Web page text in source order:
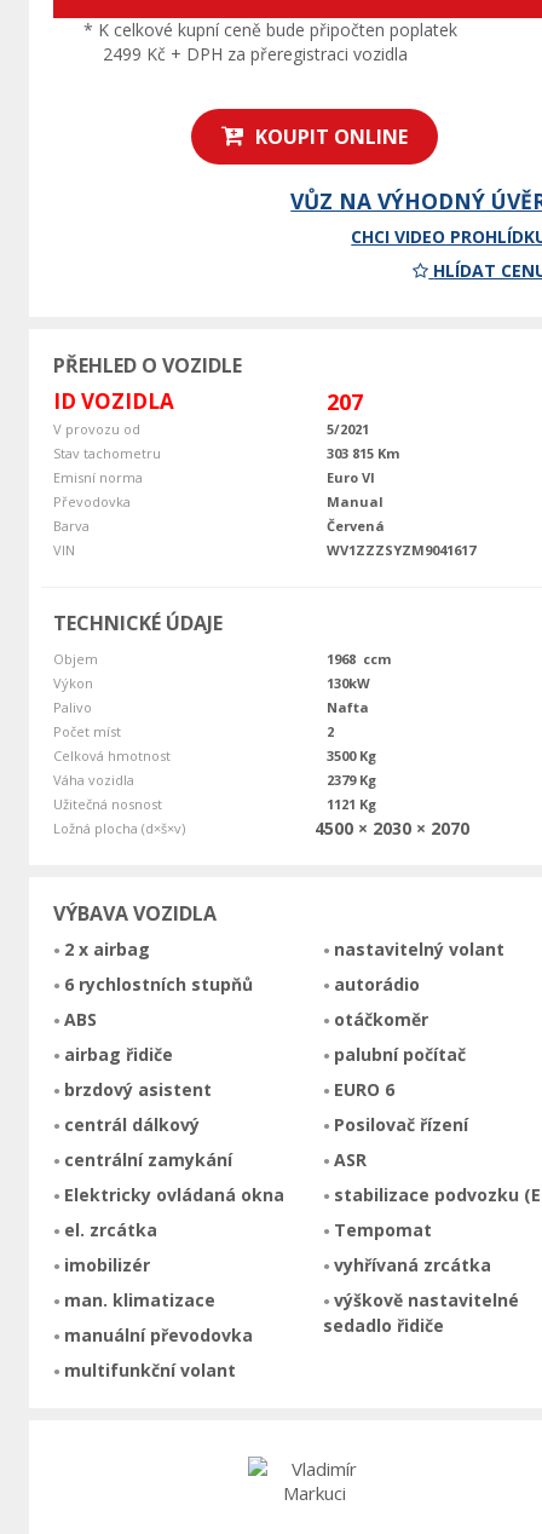
* K celkové kupní ceně bude připočten poplatek
2499 Kč + DPH za přeregistraci vozidla
KOUPIT ONLINE
VŮZ NA VÝHODNÝ
CHCI VIDEO
HLÍDAT
PŘEHLED O VOZIDLE
ID VOZIDLA 207
V provozu od
5/2021
Stav tachometru
303 815 Km
Emisní norma
Euro VI
Převodovka
Manual
Barva
Červená
VIN
WV1ZZZSYZM9041617
TECHNICKÉ ÚDAJE
Objem
1968 ccm
Výkon
130kW
Palivo
Nafta
Počet míst
2
Celková hmotnost
3500 Kg
Váha vozidla
2379 Kg
Užitečná nosnost
1121 Kg
Ložná plocha (d×š×v)
4500 × 2030 × 2070
VÝBAVA VOZIDLA
2 x airbag
6 rychlostních stupňů
ABS
airbag řidiče
brzdový asistent
centrál dálkový
centrální zamykání
Elektricky ovládaná okna
el. zrcátka
imobilizér
man. klimatizace
manuální převodovka
multifunkční volant
nastavitelný volant
autorádio
otáčkoměr
palubní počítač
EURO 6
Posilovač řízení
ASR
stabilizace podvozku
Tempomat
vyhřívaná zrcátka
výškově nastavitelné
sedadlo řidiče